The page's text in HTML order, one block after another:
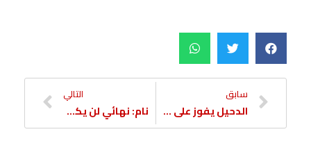
سابق
الدحيل يفوز على السد في دوري اليد
التالي
نام: نهائي لن يكون سهلاً